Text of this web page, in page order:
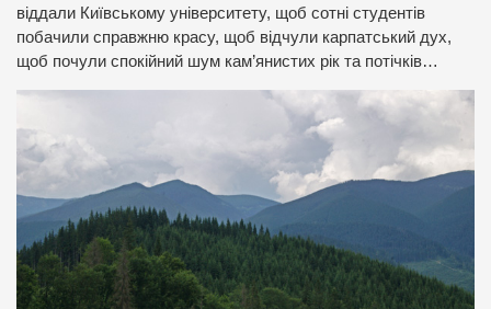
віддали Київському університету, щоб сотні студентів
побачили справжню красу, щоб відчули карпатський дух,
щоб почули спокійний шум кам’янистих рік та потічків…